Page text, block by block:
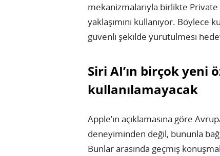
mekanizmalarıyla birlikte
yaklaşımını kullanıyor. Böylece
güvenli şekilde yürütülmesi
Siri AI’ın birçok yeni
kullanılamayacak
Apple’ın açıklamasına göre
deneyiminden değil, bununla
Bunlar arasında geçmiş